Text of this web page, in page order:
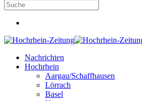
Nachrichten
Hochrhein
Aargau/Schaffhausen
Lörrach
Basel